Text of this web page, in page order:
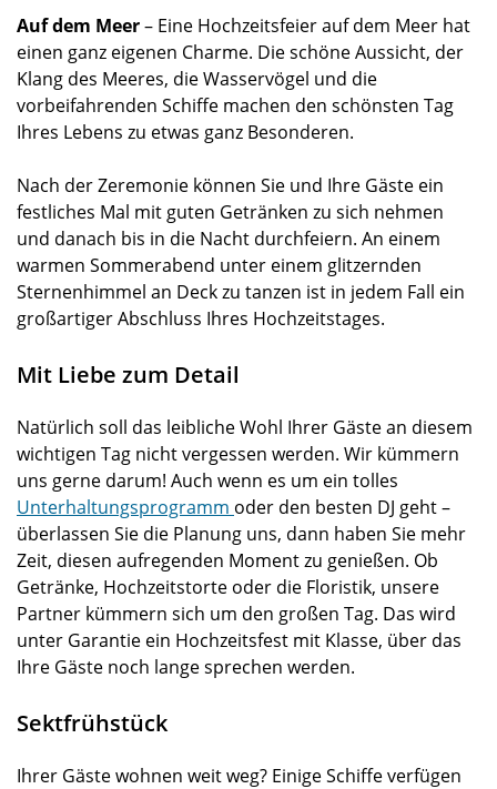
Auf dem Meer– Eine Hochzeitsfeier auf dem Meer hat
einen ganz eigenen Charme. Die schöne Aussicht, der
Klang des Meeres, die Wasservögel und die
vorbeifahrenden Schiffe machen den schönsten Tag
Ihres Lebens zu etwas ganz Besonderen.
Nach der Zeremonie können Sie und Ihre Gäste ein
festliches Mal mit guten Getränken zu sich nehmen
und danach bis in die Nacht durchfeiern. An einem
warmen Sommerabend unter einem glitzernden
Sternenhimmel an Deck zu tanzen ist in jedem Fall ein
großartiger Abschluss Ihres Hochzeitstages.
Mit Liebe zum Detail
Natürlich soll das leibliche Wohl Ihrer Gäste an diesem
wichtigen Tag nicht vergessen werden. Wir kümmern
uns gerne darum! Auch wenn es um ein tolles
Unterhaltungsprogramm oder den besten DJ geht –
überlassen Sie die Planung uns, dann haben Sie mehr
Zeit, diesen aufregenden Moment zu genießen. Ob
Getränke, Hochzeitstorte oder die Floristik, unsere
Partner kümmern sich um den großen Tag. Das wird
unter Garantie ein Hochzeitsfest mit Klasse, über das
Ihre Gäste noch lange sprechen werden.
Sektfrühstück
Ihrer Gäste wohnen weit weg? Einige Schiffe verfügen